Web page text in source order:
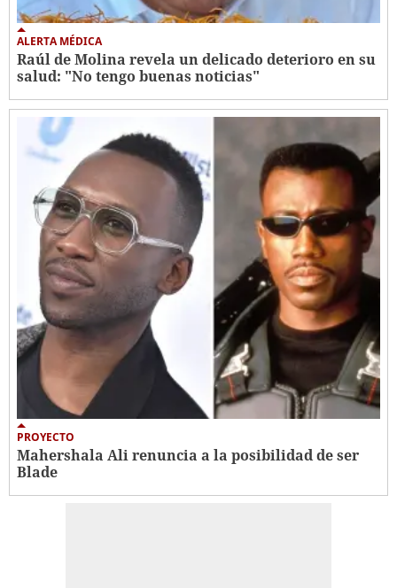
ALERTA MÉDICA
Raúl de Molina revela un delicado deterioro en su
salud: "No tengo buenas noticias"
PROYECTO
Mahershala Ali renuncia a la posibilidad de ser
Blade